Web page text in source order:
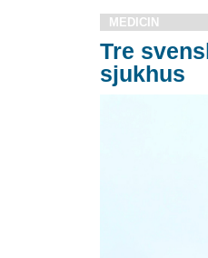
MEDICIN
Tre
sjukhus